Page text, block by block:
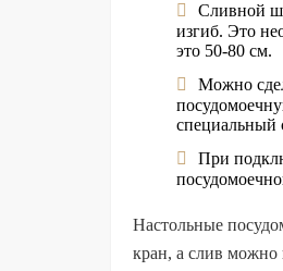
Сливной
изгиб. Это
это 50-80 см.
Можно
специальный
При
Настольные
кран, а слив можно